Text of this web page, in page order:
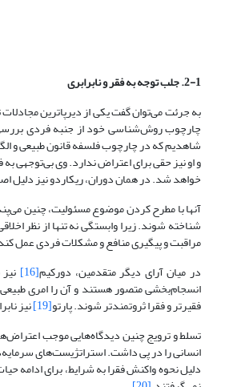
2-1. جلب توجه به فقر و نابرابری
به جرئت می‌توان گفت یکی از دیرپاترین
چارچوب روش‌شناسی خود از جنبه فردی بررسی
شاهدیم که در چارچوب فلسفه قانون طبیعی و
و او نیز حقی برای اعتراض ندارد. وی بی‌توجهی
خواهد شد. در همان دوران، ریکاردو نیز دلیل
آنها با مطرح کردن موضوع مسئولیت، چنین
شناخته شوند. زیرا وابستگی نه ‌تنها از نظر
مراقبت و پیگیری منافع و مشکلات فردی عمل کند (سن،
در میان آرای دیگر متقدمین، دورکیم[16]
انسجام‌بخشی متصور هستند و آن را امری
فقیرتر و فقرا ثروتمندتر شوند. پارتو[19]
نیز
تسلط و ترویج چنین دیدگاه‌هایی موجب
انسانی را در پی‌ داشت. استراتژیست‌های
‌دلیل نحوه‌ واکنش فقرا به شرایط، برای ادامه‌